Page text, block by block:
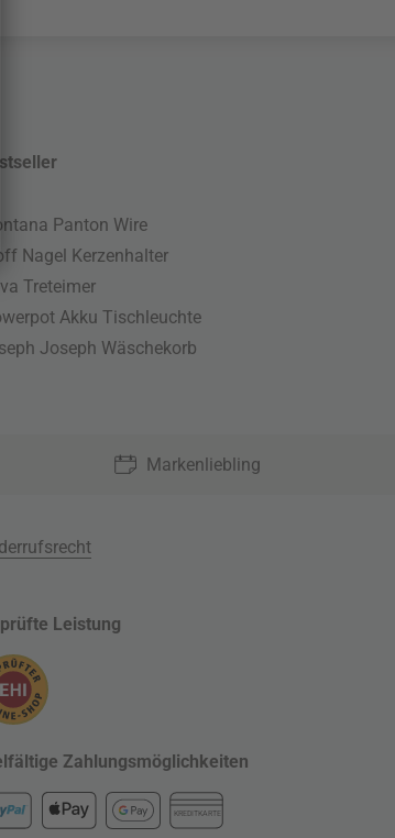
Panton Wire
Nagel Kerzenhalter
Treteimer
Akku Tischleuchte
Joseph Wäschekorb
Markenliebling
Leistung
Zahlungsmöglichkeiten
KREDITKARTE